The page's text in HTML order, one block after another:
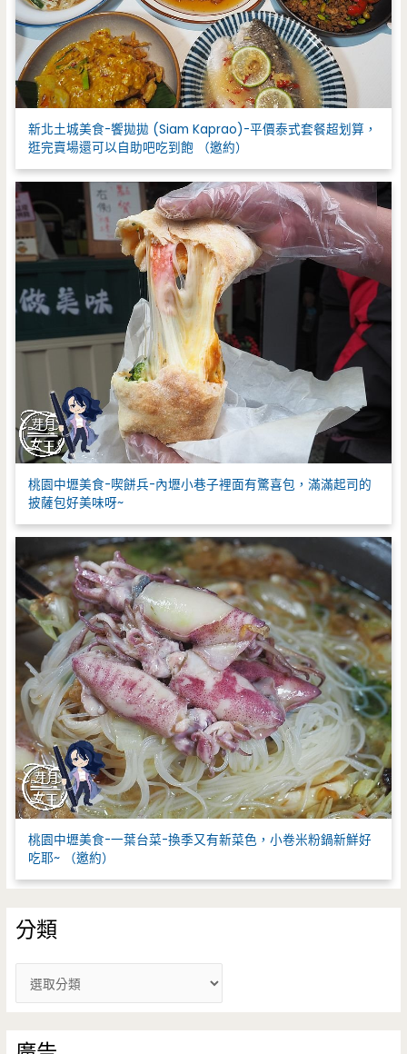
新北土城美食-饗拋拋 (Siam Kaprao)-平價泰式套餐超划算，
逛完賣場還可以自助吧吃到飽 （邀約）
桃園中壢美食-喫餅兵-內壢小巷子裡面有驚喜包，滿滿起司的
披薩包好美味呀~
桃園中壢美食-一葉台菜-換季又有新菜色，小卷米粉鍋新鮮好
吃耶~ （邀約）
分類
類